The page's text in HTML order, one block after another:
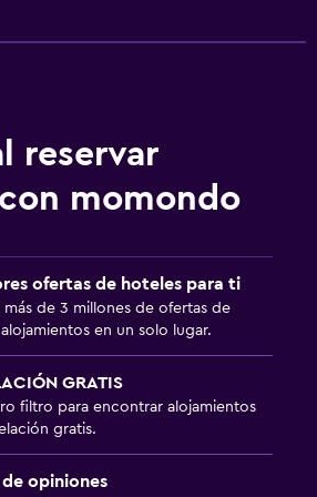
tintorería
reservar
momondo
ofertas de hoteles para ti
más de 3 millones de ofertas de
en un solo lugar.
GRATIS
filtro para encontrar alojamientos
gratis.
de opiniones